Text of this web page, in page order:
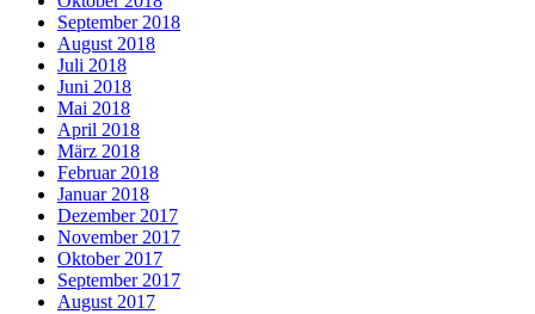
September 2018
August 2018
Juli 2018
Juni 2018
Mai 2018
April 2018
März 2018
Februar 2018
Januar 2018
Dezember 2017
November 2017
Oktober 2017
September 2017
August 2017